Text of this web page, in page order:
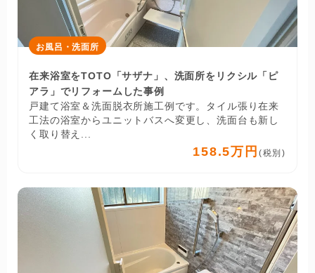
お風呂・洗面所
在来浴室をTOTO「サザナ」、洗面所をリクシル「ピ
アラ」でリフォームした事例
戸建て浴室＆洗面脱衣所施工例です。タイル張り在来
工法の浴室からユニットバスへ変更し、洗面台も新し
く取り替え...
158.5万円 (税別)